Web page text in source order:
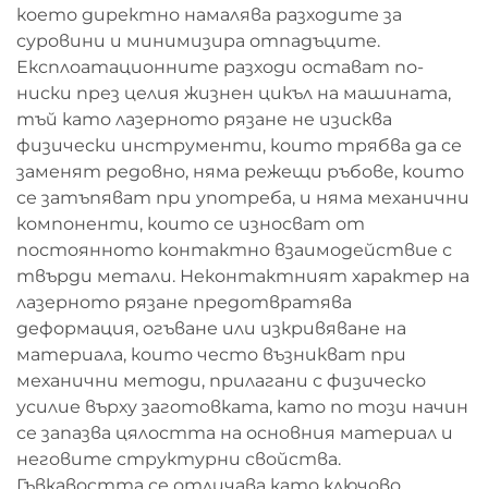
което директно намалява разходите за
суровини и минимизира отпадъците.
Експлоатационните разходи остават по-
ниски през целия жизнен цикъл на машината,
тъй като лазерното рязане не изисква
физически инструменти, които трябва да се
заменят редовно, няма режещи ръбове, които
се затъпяват при употреба, и няма механични
компоненти, които се износват от
постоянното контактно взаимодействие с
твърди метали. Неконтактният характер на
лазерното рязане предотвратява
деформация, огъване или изкривяване на
материала, които често възникват при
механични методи, прилагани с физическо
усилие върху заготовката, като по този начин
се запазва цялостта на основния материал и
неговите структурни свойства.